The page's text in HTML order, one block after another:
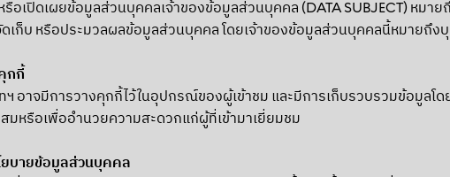
รือเปิดเผยข้อมูลส่วนบุคคลเจ้าของข้อมูลส่วนบุคคล (DATA SUBJECT) หม
เก็บ หรือประมวลผลข้อมูลส่วนบุคคล โดยเจ้าของข้อมูลส่วนบุคคลนี้หมายถึง
กกี้
ฯ อาจมีการวางคุกกี้ไว้ในอุปกรณ์ของผู้เข้าชม และมีการเก็บรวบรวมข้อมูลโ
สมหรือเพื่ออำนวยความสะดวกแก่ผู้ที่เข้ามาเยี่ยมชม
ยบายข้อมูลส่วนบุคคล